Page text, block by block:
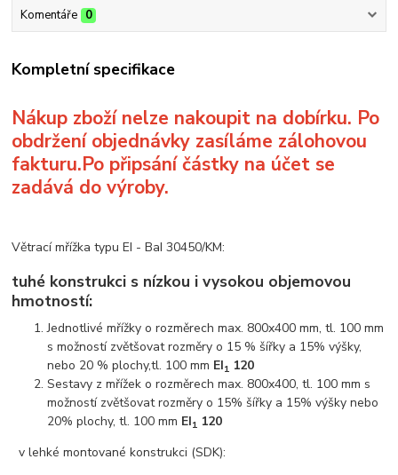
Komentáře 0
Kompletní specifikace
Nákup zboží nelze nakoupit na dobírku. Po
obdržení objednávky zasíláme zálohovou
fakturu.Po připsání částky na účet se
zadává do výroby.
Větrací mřížka typu EI - BaI 30450/KM:
tuhé konstrukci s nízkou i vysokou objemovou
hmotností:
Jednotlivé mřížky o rozměrech max. 800x400 mm, tl. 100 mm
s možností zvětšovat rozměry o 15 % šířky a 15% výšky,
nebo 20 % plochy,tl. 100 mm EI1 120
Sestavy z mřížek o rozměrech max. 800x400, tl. 100 mm s
možností zvětšovat rozměry o 15% šířky a 15% výšky nebo
20% plochy, tl. 100 mm EI1 120
v lehké montované konstrukci (SDK):